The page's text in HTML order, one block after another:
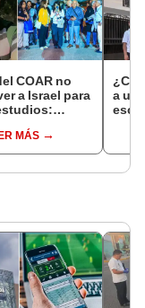
COAR no
a Israel para
en Perú"
MÁS
a un